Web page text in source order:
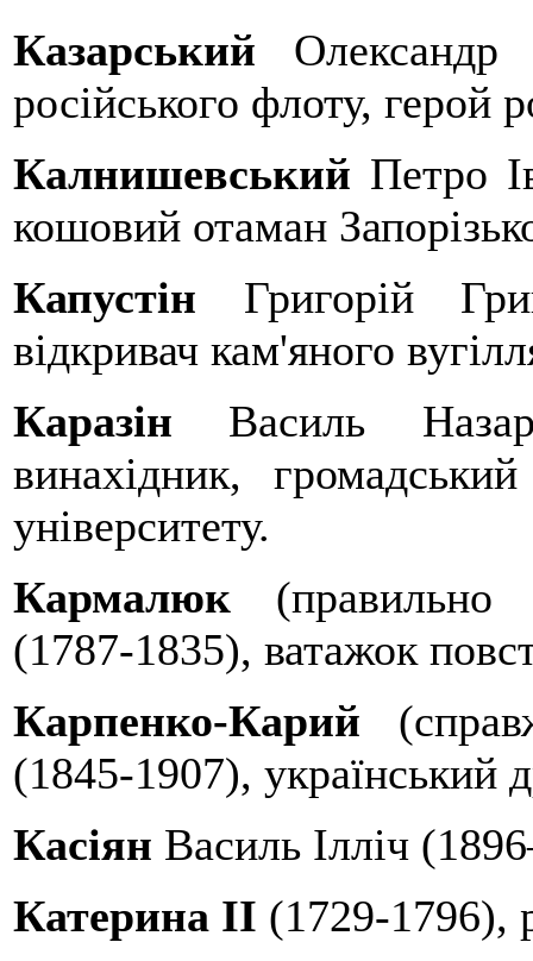
Казарський Олександр
російського флоту, герой
Калнишевський Петро
кошовий отаман
Капустін Григорій
відкривач кам'яного
Каразін Василь
винахідник,
університету.
Кармалюк
(1787-1835), ватажок
Карпенко-Карий
(1845-1907), український
Касіян Василь Ілліч
Катерина II (1729-1796),